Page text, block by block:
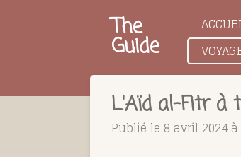
The
Guide
L'Aïd al-Fitr à
Publié le 8 avril 2024 à